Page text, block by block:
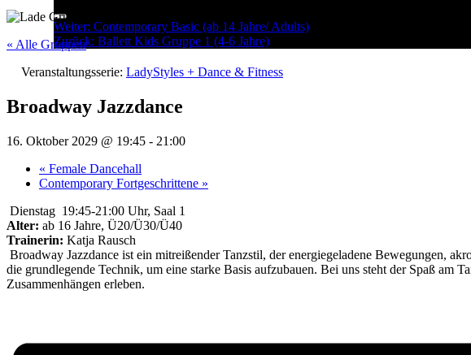
Menu
Post
navigation
Weiter: Contemporary Basic (ab 14 Jahre/ Adults)
Zurück: Ballett Kids Gruppe 1 (4-6 Jahre)
« Alle Gruppen
Veranstaltungsserie: LadyStyles + Dance & Fitness
Broadway Jazzdance
16. Oktober 2029 @ 19:45 - 21:00
« Female Dancehall
Contemporary Fortgeschrittene »
Dienstag 19:45-21:00 Uhr, Saal 1
Alter: ab 16 Jahre, Ü20/Ü30/Ü40
Trainerin: Katja Rausch
Broadway Jazzdance ist ein mitreißender Tanzstil, der energiegeladene Bewegungen,
die grundlegende Technik, um eine starke Basis aufzubauen. Bei uns steht der Spaß am
Zusammenhängen erleben.